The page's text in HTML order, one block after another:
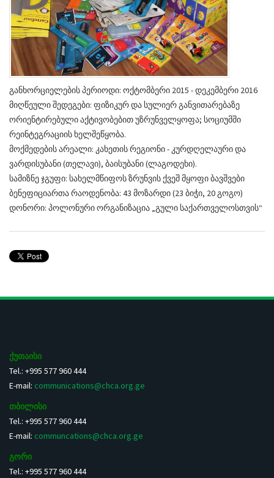
განხორციელების პერიოდი: ოქტომბერი 2015 - დეკემბერი 2016
მიღწეული შედეგები: ფიზიკურ და სულიერ განვითარებაზე
ორიენტირებული აქტივობებით უზრუნველყოფა; სოციუმში
რეინტეგრაციის ხელშეწყობა.
მოქმედების არეალი: კახეთის რეგიონი - კურდღელაური და
ვარდისუბანი (თელავი), ბაისუბანი (ლაგოდეხი).
სამიზნე ჯგუფი: სახელმწიფოს ზრუნვის ქვეშ მყოფი ბავშვები
ბენეფიციართა რაოდენობა: 43 მოზარდი (23 ბიჭი, 20 გოგო)
დონორი: პოლონური ორგანიზაცია „გული საქართველოსთვის“
ქუთაისი
Tel.: +995 577 960 444
E-mail: communications@chca.org.ge
თბილისი
Tel.: +995 577 960 444
E-mail: communcations@chca.org.ge
გორი
Tel.: +995 577 960 444